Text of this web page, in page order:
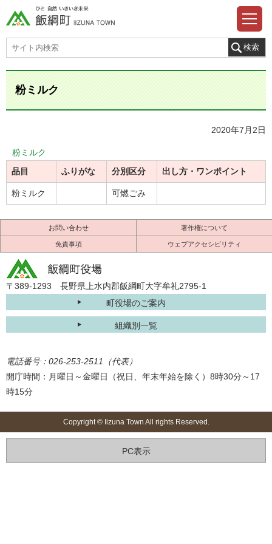
粉ミルク
2020年7月2日
粉ミルク
品目
ふりがな 分別区分 出し方・ワンポイント
粉ミルク 可燃ごみ
お問い合わせ 著作権について
免責事項 ウェブアクセシビリティ
〒389-1293 長野県上水内郡飯綱町大字牟礼2795-1
町役場のご案内
組織別一覧
電話番号：026-253-2511（代表）
開庁時間：月曜日～金曜日（祝日、年末年始を除く）8時30分～17
時15分
Copyright © Iizuna Town All rights Reserved.
PC表示